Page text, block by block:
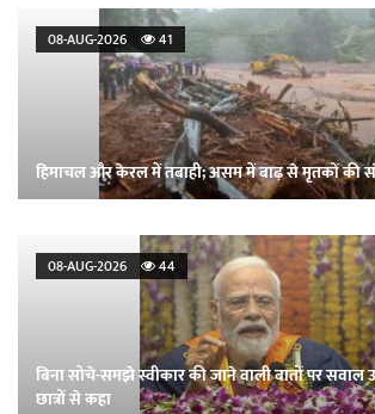
08-AUG-2026 41
हिमाचल और केरल में तबाही; असम में बाढ़ से मृतकों की
08-AUG-2026 44
बिना सोचे-समझे स्वीकार की जाने वाली बातों पर सवाल
छात्रों से कहा